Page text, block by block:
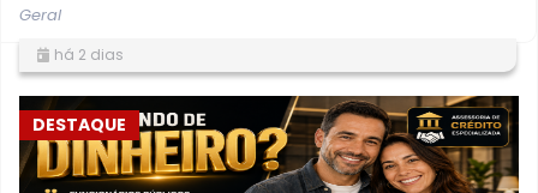
Geral
há 2 dias
DESTAQUE